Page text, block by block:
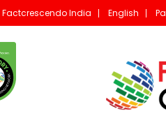
English
Factcrescendo India